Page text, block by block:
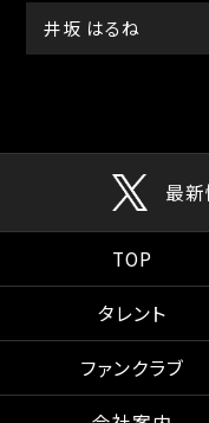
井坂 はるね
最新
TOP
タレント
ファンクラブ